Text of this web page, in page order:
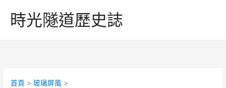
時光隧道歷史誌
首頁
玻璃屏風